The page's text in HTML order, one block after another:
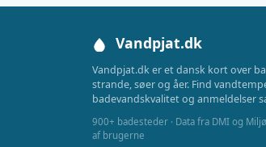
Vandpjat.dk
Vandpjat.dk er et dansk kort over
strande, søer og åer. Find
badevandskvalitet og anmeldelser
900+ badesteder · Data fra DMI og
af brugerne